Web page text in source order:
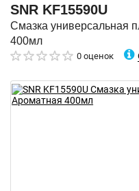
SNR KF15590U
Смазка универсальная
400мл
0 оценок